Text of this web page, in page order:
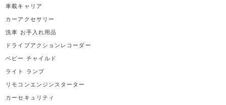
車載キャリア
カーアクセサリー
洗車 お手入れ用品
ドライブアクションレコーダー
ベビー チャイルド
ライト ランプ
リモコンエンジンスターター
カーセキュリティ